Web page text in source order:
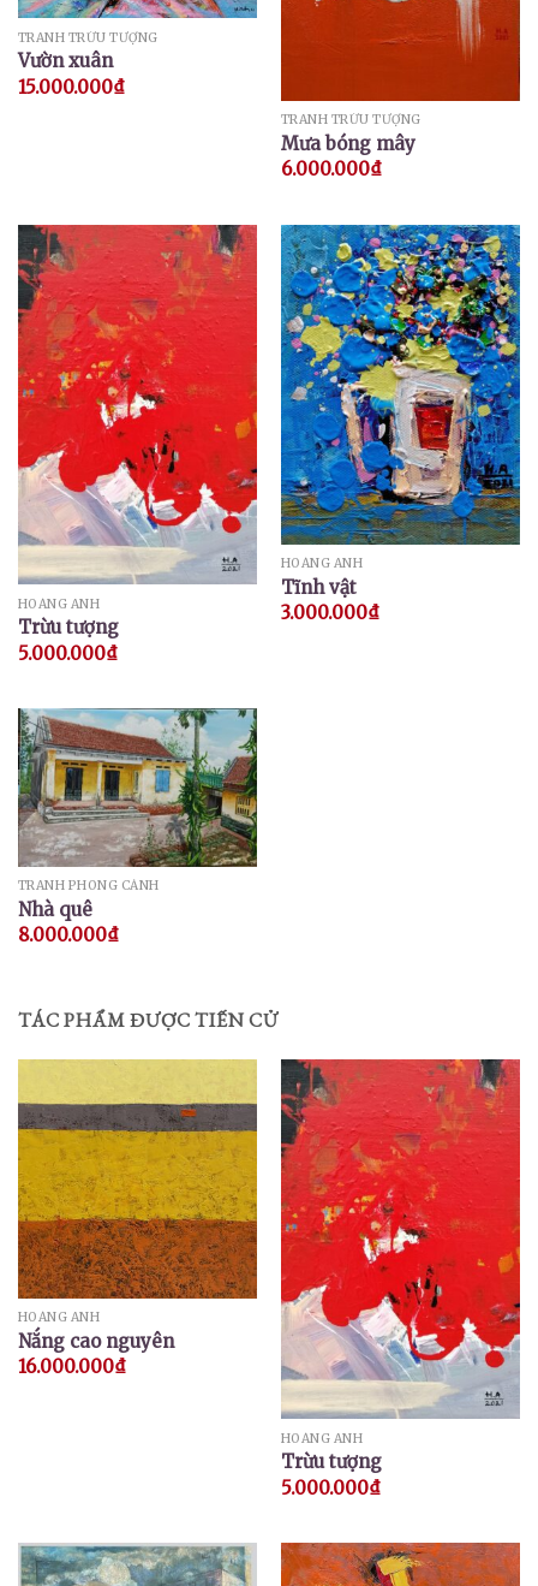
TRANH TRỪU TƯỢNG
Vườn xuân
15.000.000₫
TRANH TRỪU TƯỢNG
Mưa bóng mây
6.000.000₫
HOÀNG ANH
Trừu tượng
5.000.000₫
HOÀNG ANH
Tĩnh vật
3.000.000₫
TRANH PHONG CẢNH
Nhà quê
8.000.000₫
TÁC PHẨM ĐƯỢC TIẾN CỬ
HOÀNG ANH
Nắng cao nguyên
16.000.000₫
HOÀNG ANH
Trừu tượng
5.000.000₫